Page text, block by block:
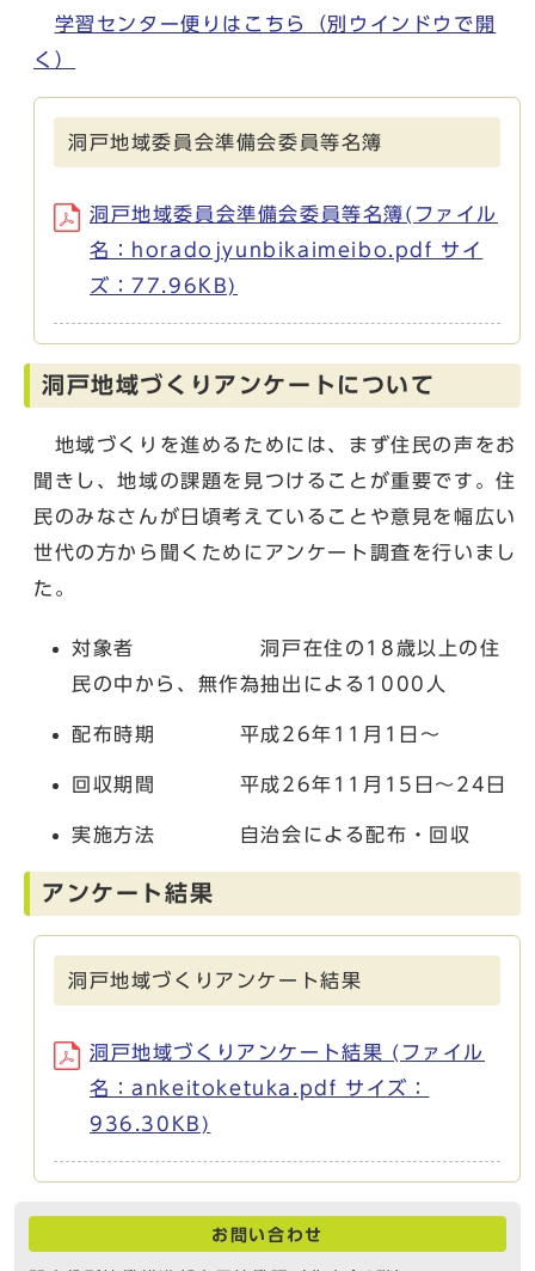
学習センター便りはこちら
（別ウインドウで開
く）
洞戸地域委員会準備会委員等名簿
洞戸地域委員会準備会委員等名簿(ファイル
名：horadojyunbikaimeibo.pdf サイ
ズ：77.96KB)
洞戸地域づくりアンケートについて
地域づくりを進めるためには、まず住民の声をお
聞きし、地域の課題を見つけることが重要です。住
民のみなさんが日頃考えていることや意見を幅広い
世代の方から聞くためにアンケート調査を行いまし
た。
対象者 洞戸在住の18歳以上の住
民の中から、無作為抽出による1000人
配布時期 平成26年11月1日～
回収期間 平成26年11月15日～24日
実施方法 自治会による配布・回収
アンケート結果
洞戸地域づくりアンケート結果
洞戸地域づくりアンケート結果 (ファイル
名：ankeitoketuka.pdf サイズ：
936.30KB)
お問い合わせ